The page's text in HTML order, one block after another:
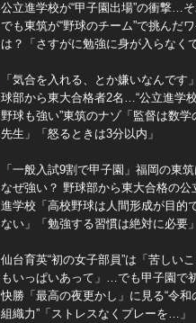
公立進学校が“甲子園出場”の衝撃…
でも東筑が“野球のチーム”で挑んだ
は？「さすがに勉強に身が入らなくて
「気合を入れる、とか嫌いなんです
球部から東大合格者2名…“公立進学
野球も強い”東筑のナゾ「監督は数学
先生」「怒るときは3分以内」
「一般入試9割で甲子園」福岡の東筑
なぜ強い？ 野球部から東大合格の公
進学校「高校野球は人間形成が目的
ない」「勉強する習慣は絶対に必要」
仙台育英“初の女子部員”は「苦しいこ
もいっぱいあって」…でも甲子園で
快勝「最高の夜更かし」に見る“令和
組織力”「ストレスなくプレーを…」